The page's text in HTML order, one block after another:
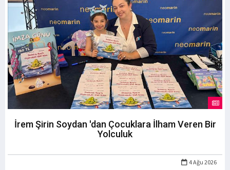
İrem Şirin Soydan 'dan Çocuklara İlham Veren Bir
Yolculuk
4 Ağu 2026